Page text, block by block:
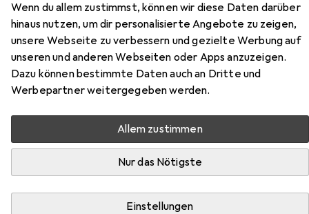
Wenn du allem zustimmst, können wir diese Daten darüber
hinaus nutzen, um dir personalisierte Angebote zu zeigen,
unsere Webseite zu verbessern und gezielte Werbung auf
unseren und anderen Webseiten oder Apps anzuzeigen.
Dazu können bestimmte Daten auch an Dritte und
Werbepartner weitergegeben werden.
Allem zustimmen
Nur das Nötigste
Einstellungen
Zubehör für Lico Moritz Tex
Hier findest du passendes Zubehör zum Produkt Lico
Moritz Tex aus den Kategorien Schuhpflegemittel und
Schuhlöffel.
Schuhpflegemittel Schuhlöffel
Produktliste